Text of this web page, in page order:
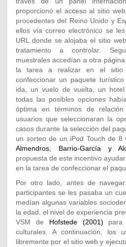
proporcionó el acceso al sitio
procedentes del Reino Unido y
ellos vía correo electrónico se
URL donde se alojaba el sitio
tratamiento a controlar.
muestrales accedían a otra
la tarea a realizar en el sitio
confeccionar un paquete
ida, un vuelo de vuelta, un
todas las posibles opciones
óptima en términos de relación
usuarios que seleccionaran la
casos durante la selección del
un sorteo de un iPod Touch de 8
Almendros, Barrio-García y
propuesta de este incentivo
en la tarea de confeccionar el
Por otro lado, antes de
participantes se les pasaba un
medían algunas variables
la edad, el nivel de experiencia
VSM de Hofstede (2001) para
culturales. A continuación, los
libremente por el sitio web y